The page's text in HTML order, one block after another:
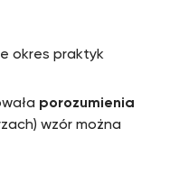
okres praktyk
porozumienia
wzór można